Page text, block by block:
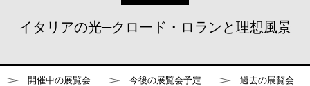
イタリアの光─クロード・ロランと理想風景
開催中の展覧会 今後の展覧会予定 過去の展覧会